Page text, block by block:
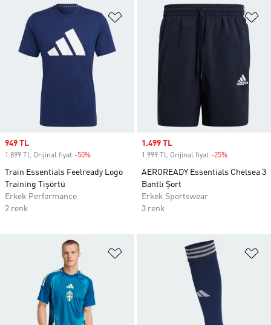
Favori Listesine Ekle
Sale price
949 TL
1.899 TL Orijinal fiyat -50%
Train Essentials Feelready Logo
Training Tişörtü
Erkek Performance
2 renk
Sale price
1.499 TL
1.999 TL Orijinal fiyat -25%
AEROREADY Essentials Chelsea 3
Bantlı Şort
Erkek Sportswear
3 renk
Favori Listesine Ekle